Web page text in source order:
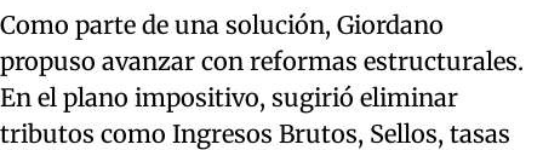
Como parte de una solución, Giordano
propuso avanzar con reformas estructurales.
En el plano impositivo, sugirió eliminar
tributos como Ingresos Brutos, Sellos, tasas